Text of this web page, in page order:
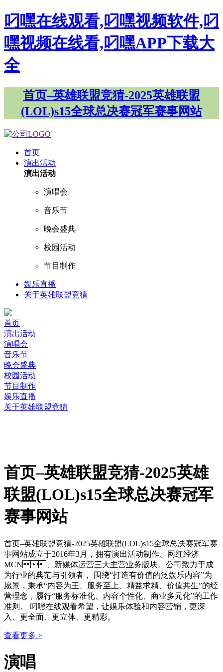
叼嘿在线观看,叼嘿视频软件,叼
嘿视频在线看,叼嘿APP下载大
全
首页–英雄联盟竞猜-2025英雄联盟
(LOL)s15全球总决赛冠军赛事网站
首页
演出活动
演出活动
演唱会
音乐节
晚会盛典
校园活动
节目制作
娱乐直播
关于英雄联盟竞猜
首页
演出活动
演唱会
音乐节
晚会盛典
校园活动
节目制作
娱乐直播
关于英雄联盟竞猜
首页–英雄联盟竞猜-2025英雄
联盟(LOL)s15全球总决赛冠军
赛事网站
首页–英雄联盟竞猜-2025英雄联盟(LOL)s15全球总决赛冠军赛
事网站成立于2016年3月，拥有演出活动制作、网红经济
MCN、新媒体运营三大主营业务版块。公司致力于成
为行业的典范与引领者， 围绕“打造有价值的泛娱乐内容”为
愿景，秉承“内容为王、服务至上、精益求精、价值共生”的经
营理念，履行“服务标准化、内容个性化、商业多元化”的工作
准则。 叼嘿在线观看希望，让娱乐体验和内容营销，更深
入、更全面、更立体、更精彩。
查看更多 >
演唱